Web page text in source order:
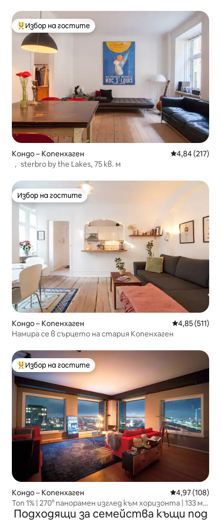
Най-популярен избор на гостите
Избор на гостите
Кондо – Копенхаген Средна
4,84 (217)
， sterbro by the Lakes, 75 кв. м
Избор на гостите
Избор на гостите
Кондо – Копенхаген Средна
4,85 (511)
Намира се в сърцето на стария Копенхаген
Най-популярен избор на гостите
Избор на гостите
Кондо – Копенхаген Средна
4,97 (108)
Топ 1% | 270° панорамен изглед към хоризонта | 133 м²
в центъра на града
Подходящи за семейства къщи под